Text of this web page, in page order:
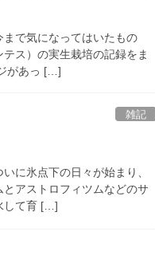
で気になってはいたもの
ス）の実生栽培の記録をま
があっ […]
雑記
に氷点下の日々が始まり、
アストロフィツムなどのサ
して育 […]